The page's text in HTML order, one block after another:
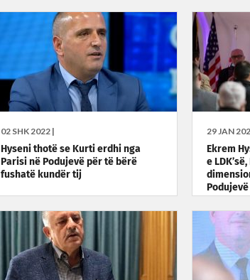
02 SHK 2022 |
Hyseni thotë se Kurti erdhi nga
Parisi në Podujevë për të bërë
fushatë kundër tij
29 JAN
Ekrem
e
Podujevë